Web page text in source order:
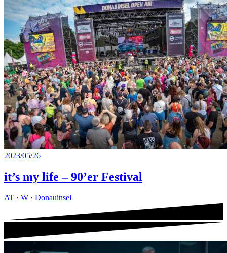
2023/05/26
it’s my life – 90’er Festival
AT · W · Donauinsel